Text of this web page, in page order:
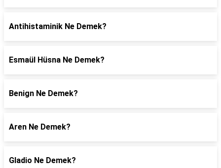
Antihistaminik Ne Demek?
Esmaül Hüsna Ne Demek?
Benign Ne Demek?
Aren Ne Demek?
Gladio Ne Demek?